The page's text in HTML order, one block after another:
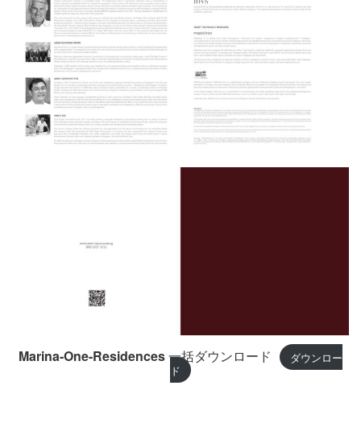
Marina-One-Residences一括ダウンロード
ダウンロー
ド